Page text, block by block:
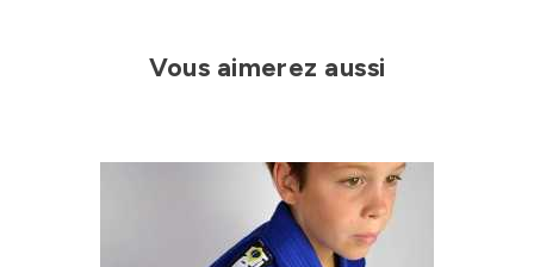
Vous aimerez aussi